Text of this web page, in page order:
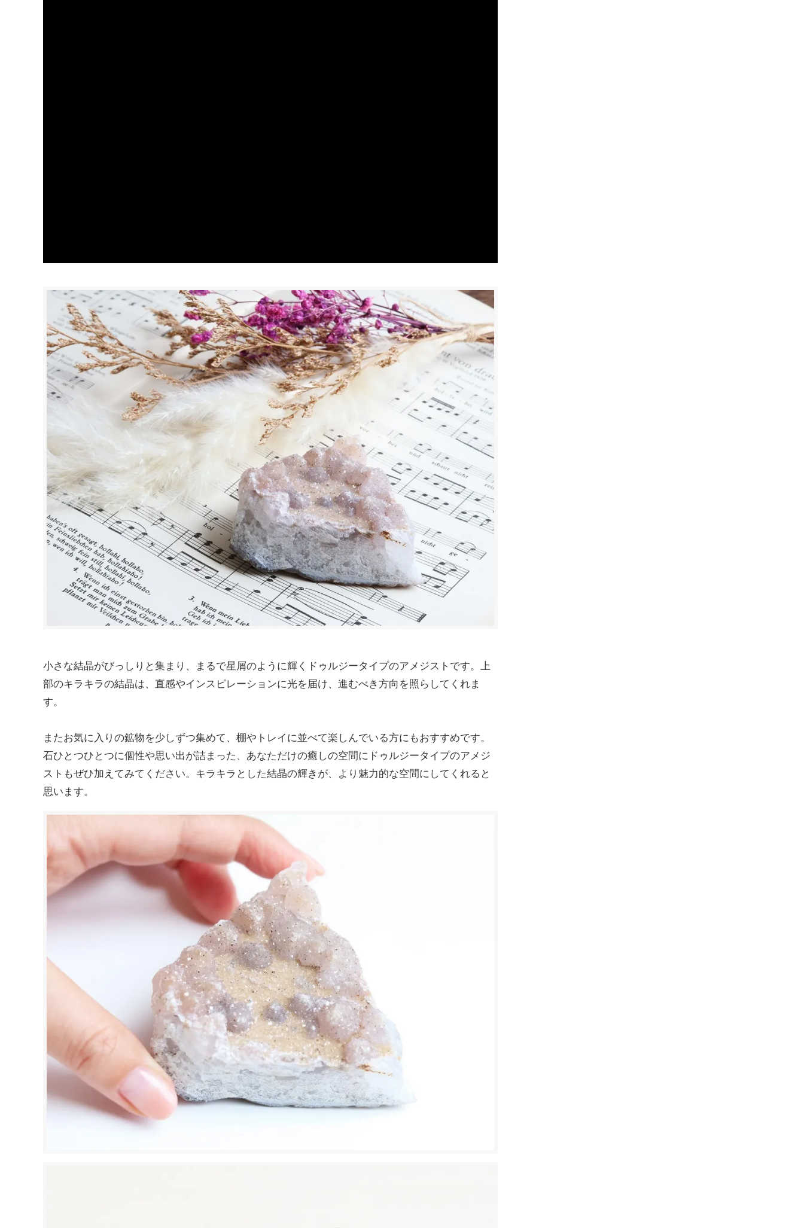
小さな結晶がびっしりと集まり、まるで星屑のように輝くドゥルジータイプのアメジストです。上
部のキラキラの結晶は、直感やインスピレーションに光を届け、進むべき方向を照らしてくれま
す。
またお気に入りの鉱物を少しずつ集めて、棚やトレイに並べて楽しんでいる方にもおすすめです。
石ひとつひとつに個性や思い出が詰まった、あなただけの癒しの空間にドゥルジータイプのアメジ
ストもぜひ加えてみてください。キラキラとした結晶の輝きが、より魅力的な空間にしてくれると
思います。